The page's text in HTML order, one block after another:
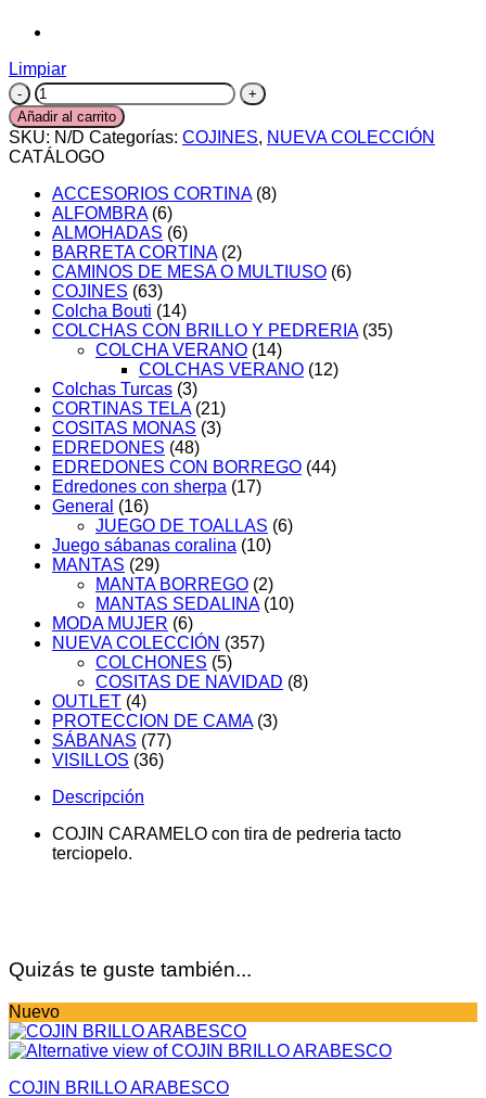
Limpiar
COJIN
CARAMELO
VARIOS
COLORES
cantidad
Añadir al carrito
SKU: N/D Categorías: COJINES, NUEVA COLECCIÓN
CATÁLOGO
ACCESORIOS CORTINA (8)
ALFOMBRA (6)
ALMOHADAS (6)
BARRETA CORTINA (2)
CAMINOS DE MESA O MULTIUSO (6)
COJINES (63)
Colcha Bouti (14)
COLCHAS CON BRILLO Y PEDRERIA (35)
COLCHA VERANO (14)
COLCHAS VERANO (12)
Colchas Turcas (3)
CORTINAS TELA (21)
COSITAS MONAS (3)
EDREDONES (48)
EDREDONES CON BORREGO (44)
Edredones con sherpa (17)
General (16)
JUEGO DE TOALLAS (6)
Juego sábanas coralina (10)
MANTAS (29)
MANTA BORREGO (2)
MANTAS SEDALINA (10)
MODA MUJER (6)
NUEVA COLECCIÓN (357)
COLCHONES (5)
COSITAS DE NAVIDAD (8)
OUTLET (4)
PROTECCION DE CAMA (3)
SÁBANAS (77)
VISILLOS (36)
Descripción
COJIN CARAMELO con tira de pedreria tacto
terciopelo.
Quizás te guste también...
Nuevo
COJIN BRILLO ARABESCO